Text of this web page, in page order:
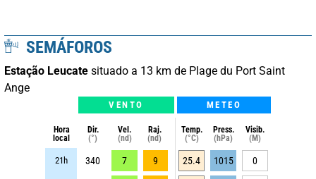
SEMÁFOROS
Estação Leucate situado a 13 km de Plage du Port Saint
Ange
VENTO METEO
Hora
local
Dir.
(°)
Vel.
(nd)
Raj.
(nd)
Temp.
(°C)
Press.
(hPa)
Visib.
(M)
21h 340 7 9 25.4 1015 0